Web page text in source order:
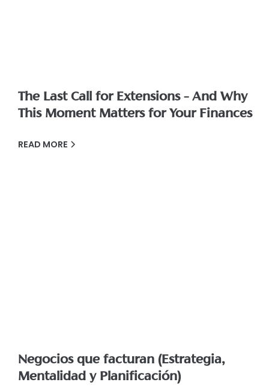
The Last Call for Extensions – And Why
This Moment Matters for Your Finances
READ MORE
Negocios que facturan (Estrategia,
Mentalidad y Planificación)